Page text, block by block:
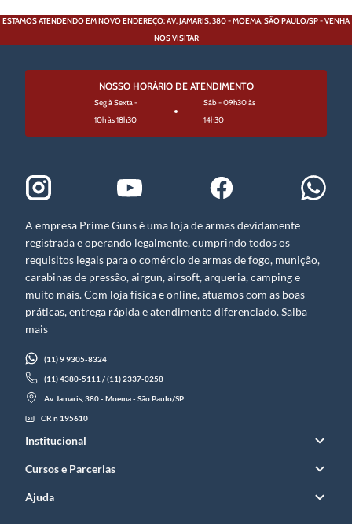
ESTAMOS ATENDENDO EM NOVO ENDEREÇO: AV. JAMARIS, 380 - MOEMA, SÃO PAULO/SP - VENHA
NOS VISITAR
NOSSO HORÁRIO DE ATENDIMENTO
Seg à Sexta -
10h às 18h30
Sáb - 09h30 às
14h30
A empresa Prime Guns é uma loja de armas devidamente
registrada e operando legalmente, cumprindo todos os
requisitos legais para o comércio de armas de fogo, munição,
carabinas de pressão, airgun, airsoft, arqueria, camping e
muito mais. Com loja física e online, atuamos com as boas
práticas, entrega rápida e atendimento diferenciado. Saiba
mais
(11) 9 9305-8324
(11) 4380-5111 / (11) 2337-0258
Av. Jamaris, 380 - Moema - São Paulo/SP
CR n 195610
Institucional
Cursos e Parcerias
Ajuda